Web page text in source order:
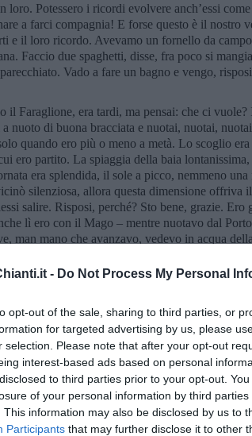
- Do Not Process My Personal
opt-out of the sale, sharing to third parties, or
for targeted advertising by us, please
selection. Please note that after your opt-out
interest-based ads based on personal
to third parties prior to your opt-out.
of your personal information by third parties
This information may also be disclosed by us to
Participants that may further disclose it to other
Potessero i ricordi evolvere anch’essi
a farci compagnia! E forse questo è il nostro
e il loro ricordo. Avevamo un fornello da
Faccio due spaghetti, disse, fra poco si
Vado a fare un bagno e vengo,
il Faraglione, era tardi, ma pensai: che ci vuole?
nuoto di buona bracciata e nuotai, nuotai,
quando ero più o meno a metà. Lo scoglio
ero partito. La spiaggia della baia
era splendida, il sole a picco, nemmeno una
silenziosa, allora questa dimensione offriva
salire. Risposi, perché? Sto bene, grazie. Ero
lì ero con il Mago – mentre nuotavo dal
man mano che avanzavo, vedevo in acqua
a bordo e mi riportarono al campeggio
e imponente. Minaccioso. Volevo girarci
mare che era calmo, ma di là era aperto e
su e giù tra la riva e lo scoglio. Bisogna temere
e rispetto, a quella pur breve
presi la rotta di ritorno verso la scogliera
la corrente non era propizia, sicuramente la
Respirare bene, prendere poca aria e soffiarla